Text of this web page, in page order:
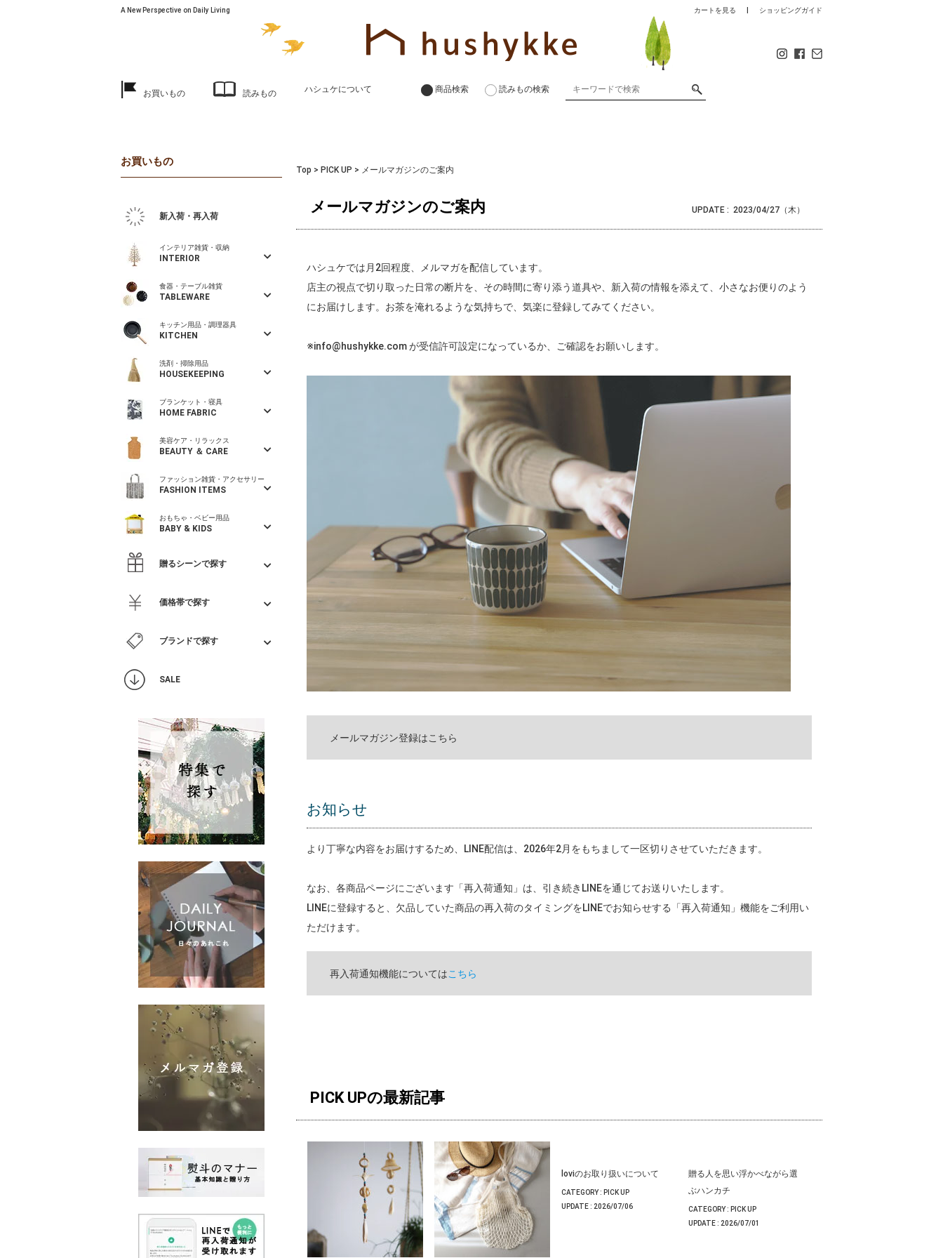
A New Perspective on Daily Living カートを見る ショッピングガイド
お買いもの 読みもの ハシュケについて 商品検索 読みもの検索
Top > PICK UP > メールマガジンのご案内
メールマガジンのご案内 UPDATE : 2023/04/27（木）
ハシュケでは月2回程度、メルマガを配信しています。
店主の視点で切り取った日常の断片を、その時間に寄り添う道具や、新入荷の情報を添えて、小さなお便りのよう
にお届けします。お茶を淹れるような気持ちで、気楽に登録してみてください。
※info@hushykke.com が受信許可設定になっているか、ご確認をお願いします。
メールマガジン登録はこちら
お知らせ
より丁寧な内容をお届けするため、LINE配信は、2026年2月をもちまして一区切りさせていただきます。
なお、各商品ページにございます「再入荷通知」は、引き続きLINEを通じてお送りいたします。
LINEに登録すると、欠品していた商品の再入荷のタイミングをLINEでお知らせする「再入荷通知」機能をご利用い
ただけます。
再入荷通知機能についてはこちら
PICK UPの最新記事
loviのお取り扱いについて
CATEGORY : PICK UP
UPDATE : 2026/07/06
贈る人を思い浮かべながら選
ぶハンカチ
CATEGORY : PICK UP
UPDATE : 2026/07/01
お買いもの
新入荷・再入荷
インテリア雑貨・収納
INTERIOR
食器・テーブル雑貨
TABLEWARE
キッチン用品・調理器具
KITCHEN
洗剤・掃除用品
HOUSEKEEPING
ブランケット・寝具
HOME FABRIC
美容ケア・リラックス
BEAUTY ＆ CARE
ファッション雑貨・アクセサリー
FASHION ITEMS
おもちゃ・ベビー用品
BABY & KIDS
贈るシーンで探す
価格帯で探す
ブランドで探す
SALE